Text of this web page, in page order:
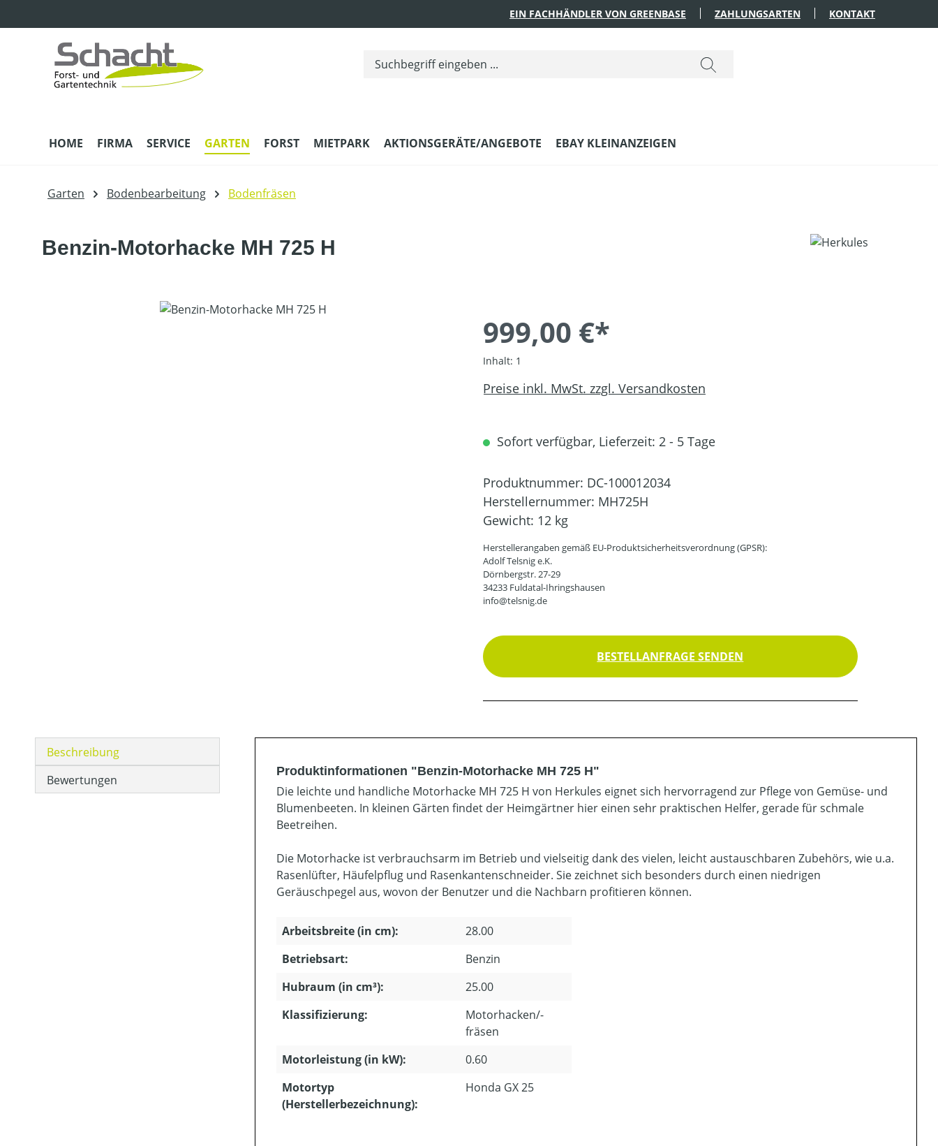
EIN FACHHÄNDLER VON GREENBASE ZAHLUNGSARTEN KONTAKT
HOME FIRMA SERVICE GARTEN FORST MIETPARK AKTIONSGERÄTE/ANGEBOTE EBAY KLEINANZEIGEN
Garten Bodenbearbeitung Bodenfräsen
Benzin-Motorhacke MH 725 H
Bildergalerie überspringen
999,00 €*
Inhalt: 1
Preise inkl. MwSt. zzgl. Versandkosten
Sofort verfügbar, Lieferzeit: 2 - 5 Tage
Produktnummer: DC-100012034
Herstellernummer: MH725H
Gewicht: 12 kg
Herstellerangaben gemäß EU-Produktsicherheitsverordnung (GPSR):
Adolf Telsnig e.K.
Dörnbergstr. 27-29
34233 Fuldatal-Ihringshausen
info@telsnig.de
BESTELLANFRAGE SENDEN
Beschreibung
Bewertungen
Produktinformationen "Benzin-Motorhacke MH 725 H"
Die leichte und handliche Motorhacke MH 725 H von Herkules eignet sich hervorragend zur Pflege von Gemüse- und
Blumenbeeten. In kleinen Gärten findet der Heimgärtner hier einen sehr praktischen Helfer, gerade für schmale
Beetreihen.
Die Motorhacke ist verbrauchsarm im Betrieb und vielseitig dank des vielen, leicht austauschbaren Zubehörs, wie u.a.
Rasenlüfter, Häufelpflug und Rasenkantenschneider. Sie zeichnet sich besonders durch einen niedrigen
Geräuschpegel aus, wovon der Benutzer und die Nachbarn profitieren können.
Arbeitsbreite (in cm):
28.00
Betriebsart:
Benzin
Hubraum (in cm³):
25.00
Klassifizierung:
Motorhacken/-
fräsen
Motorleistung (in kW):
0.60
Motortyp
(Herstellerbezeichnung):
Honda GX 25